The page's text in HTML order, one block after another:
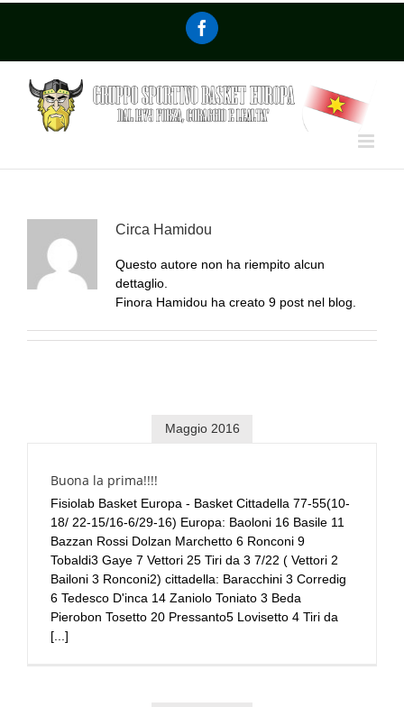
Circa Hamidou
Questo autore non ha riempito alcun
dettaglio.
Finora Hamidou ha creato 9 post nel blog.
Maggio 2016
Buona la prima!!!!
Fisiolab Basket Europa - Basket Cittadella 77-55(10-
18/ 22-15/16-6/29-16) Europa: Baoloni 16 Basile 11
Bazzan Rossi Dolzan Marchetto 6 Ronconi 9
Tobaldi3 Gaye 7 Vettori 25 Tiri da 3 7/22 ( Vettori 2
Bailoni 3 Ronconi2) cittadella: Baracchini 3 Corredig
6 Tedesco D'inca 14 Zaniolo Toniato 3 Beda
Pierobon Tosetto 20 Pressanto5 Lovisetto 4 Tiri da
[...]